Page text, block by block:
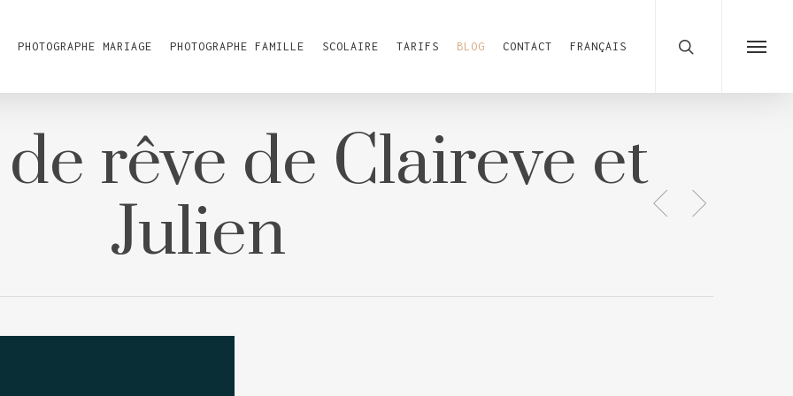
PHOTOGRAPHE MARIAGE PHOTOGRAPHE FAMILLE SCOLAIRE TARIFS BLOG CONTACT FRANÇAIS
Menu
rêve de Claireve et
Julien